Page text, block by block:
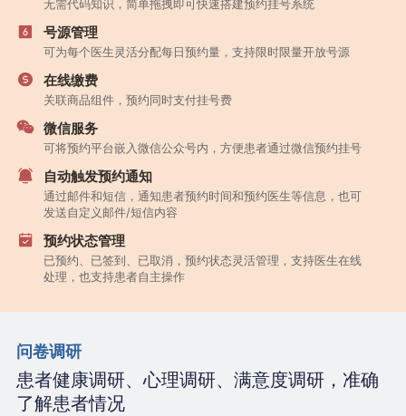
无需代码知识，简单拖拽即可快速搭建预约挂号系统
号源管理
可为每个医生灵活分配每日预约量，支持限时限量开放号源
在线缴费
关联商品组件，预约同时支付挂号费
微信服务
可将预约平台嵌入微信公众号内，方便患者通过微信预约挂号
自动触发预约通知
通过邮件和短信，通知患者预约时间和预约医生等信息，也可
发送自定义邮件/短信内容
预约状态管理
已预约、已签到、已取消，预约状态灵活管理，支持医生在线
处理，也支持患者自主操作
问卷调研
患者健康调研、心理调研、满意度调研，准确
了解患者情况